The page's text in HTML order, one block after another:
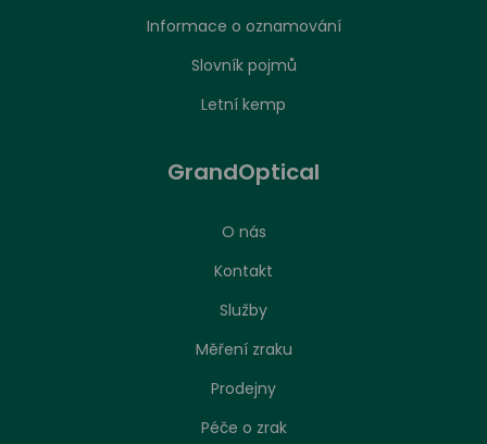
Informace o oznamování
Slovník pojmů
Letní kemp
GrandOptical
O nás
Kontakt
Služby
Měření zraku
Prodejny
Péče o zrak